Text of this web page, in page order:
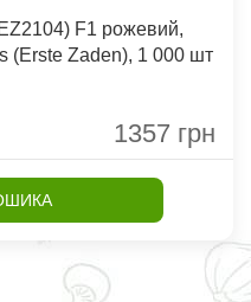
F1 рожевий,
(Erste Zaden), 1 000 шт
1357 грн